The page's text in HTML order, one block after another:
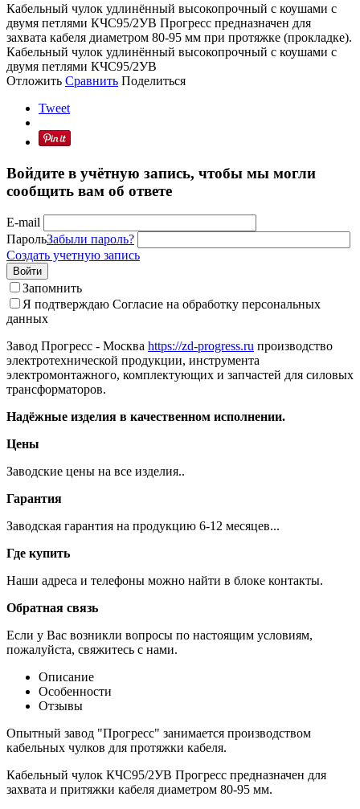
Кабельный чулок удлинённый высокопрочный с коушами с
двумя петлями КЧС95/2УВ Прогресс предназначен для
захвата кабеля диаметром 80-95 мм при протяжке (прокладке).
Кабельный чулок удлинённый высокопрочный с коушами с
двумя петлями КЧС95/2УВ
Отложить Сравнить Поделиться
Tweet
Войдите в учётную запись, чтобы мы могли
сообщить вам об ответе
E-mail
ПарольЗабыли пароль?
Создать учетную запись
Войти
Запомнить
Я подтверждаю Согласие на обработку персональных
данных
Завод Прогресс - Москва https://zd-progress.ru производство
электротехнической продукции, инструмента
электромонтажного, комплектующих и запчастей для силовых
трансформаторов.
Надёжные изделия в качественном исполнении.
Цены
Заводские цены на все изделия..
Гарантия
Заводская гарантия на продукцию 6-12 месяцев...
Где купить
Наши адреса и телефоны можно найти в блоке контакты.
Обратная связь
Если у Вас возникли вопросы по настоящим условиям,
пожалуйста, свяжитесь с нами.
Описание
Особенности
Отзывы
Опытный завод "Прогресс" занимается производством
кабельных чулков для протяжки кабеля.
Кабельный чулок КЧС95/2УВ Прогресс предназначен для
захвата и притяжки кабеля диаметром 80-95 мм.